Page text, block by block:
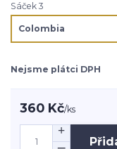
Sáček 3
Nejsme plátci DPH
360 Kč/ks